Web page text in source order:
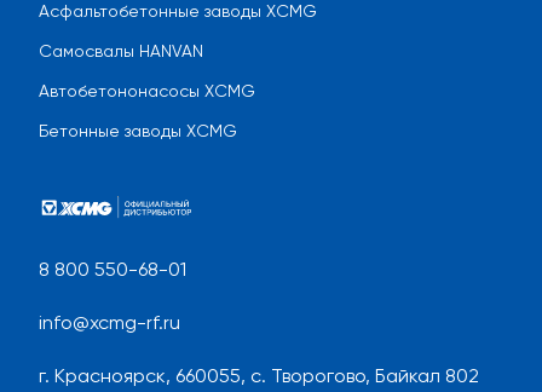
8 800 550-68-01
info@xcmg-rf.ru
г. Красноярск, 660055, с. Творогово, Байкал 802
Асфальтобетонные заводы XCMG
Самосвалы HANVAN
Автобетононасосы XCMG
Бетонные заводы XCMG